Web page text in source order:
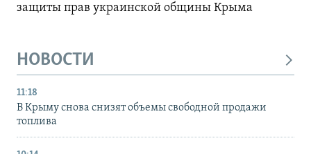
защиты прав украинской общины Крыма
НОВОСТИ
11:18
В Крыму снова снизят объемы свободной продажи
топлива